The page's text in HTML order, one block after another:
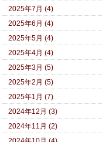
2025年7月 (4)
2025年6月 (4)
2025年5月 (4)
2025年4月 (4)
2025年3月 (5)
2025年2月 (5)
2025年1月 (7)
2024年12月 (3)
2024年11月 (2)